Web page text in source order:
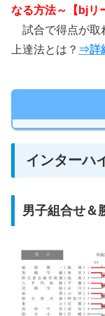
なる方法～【bj
試合で得点が取
上達法とは？ ⇒詳
インターハ
男子組合せ＆